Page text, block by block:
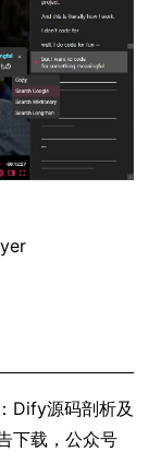
Dify源码剖析及
下载，公众号